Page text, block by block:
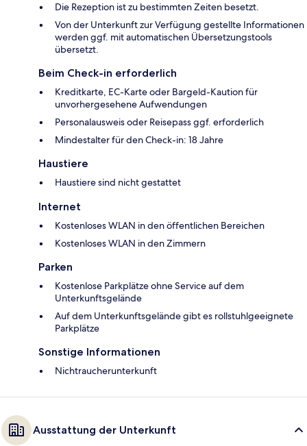
Die Rezeption ist zu bestimmten Zeiten besetzt.
Von der Unterkunft zur Verfügung gestellte Informationen
werden ggf. mit automatischen Übersetzungstools
übersetzt.
Beim Check-in erforderlich
Kreditkarte, EC-Karte oder Bargeld-Kaution für
unvorhergesehene Aufwendungen
Personalausweis oder Reisepass ggf. erforderlich
Mindestalter für den Check-in: 18 Jahre
Haustiere
Haustiere sind nicht gestattet
Internet
Kostenloses WLAN in den öffentlichen Bereichen
Kostenloses WLAN in den Zimmern
Parken
Kostenlose Parkplätze ohne Service auf dem
Unterkunftsgelände
Auf dem Unterkunftsgelände gibt es rollstuhlgeeignete
Parkplätze
Sonstige Informationen
Nichtraucherunterkunft
Ausstattung der Unterkunft